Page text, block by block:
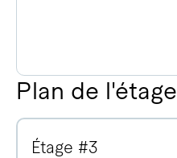
Plan de l'étage
Étage #3